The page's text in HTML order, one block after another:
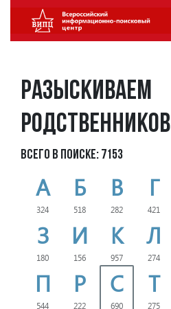
Разыскиваем
родственников
Всего в поиске: 7153
А
324
Б
518
В
282
Г
421
З
180
И
156
К
957
Л
274
П
544
Р
222
С
690
Т
275